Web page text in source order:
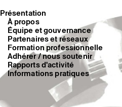
Présentation
À propos
Équipe et gouvernance
Partenaires et réseaux
Formation professionnelle
Adhérer / nous soutenir
Rapports d'activité
Informations pratiques